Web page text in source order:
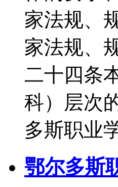
家法规、
家法规、
二十四条
科）层次
多斯职业
鄂尔多斯